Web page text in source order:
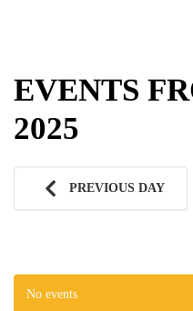
AUSBILDUNGTERMINE
KONTAKT
TANZMEISTER
EVENTS
2025
PREVIOUS DAY
No events